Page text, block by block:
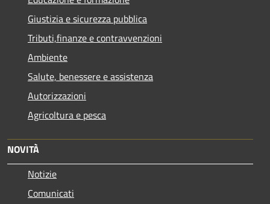
Giustizia e sicurezza pubblica
Tributi,finanze e contravvenzioni
Ambiente
Salute, benessere e assistenza
Autorizzazioni
Agricoltura e pesca
NOVITÀ
Notizie
Comunicati